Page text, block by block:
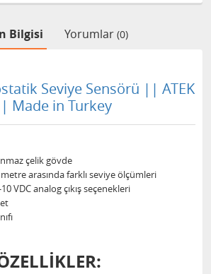
Bilgisi Yorumlar (0)
Seviye Sensörü || ATEK
Made in Turkey
çelik gövde
arasında farklı seviye ölçümleri
VDC analog çıkış seçenekleri